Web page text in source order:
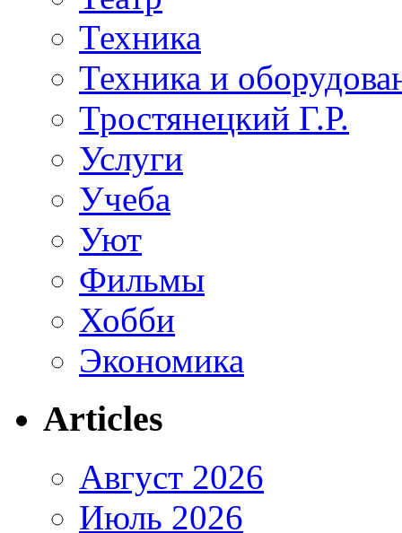
Техника
Техника и
Тростянецкий Г.Р.
Услуги
Учеба
Уют
Фильмы
Хобби
Экономика
Articles
Август 2026
Июль 2026